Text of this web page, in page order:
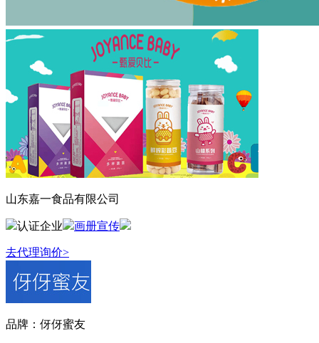
山东嘉一食品有限公司
认证企业 画册宣传
去代理询价>
品牌： 伢伢蜜友